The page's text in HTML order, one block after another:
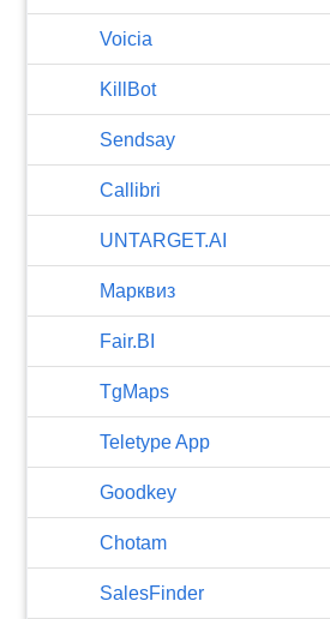
Voicia
KillBot
Sendsay
Callibri
UNTARGET.AI
Марквиз
Fair.BI
TgMaps
Teletype App
Goodkey
Chotam
SalesFinder